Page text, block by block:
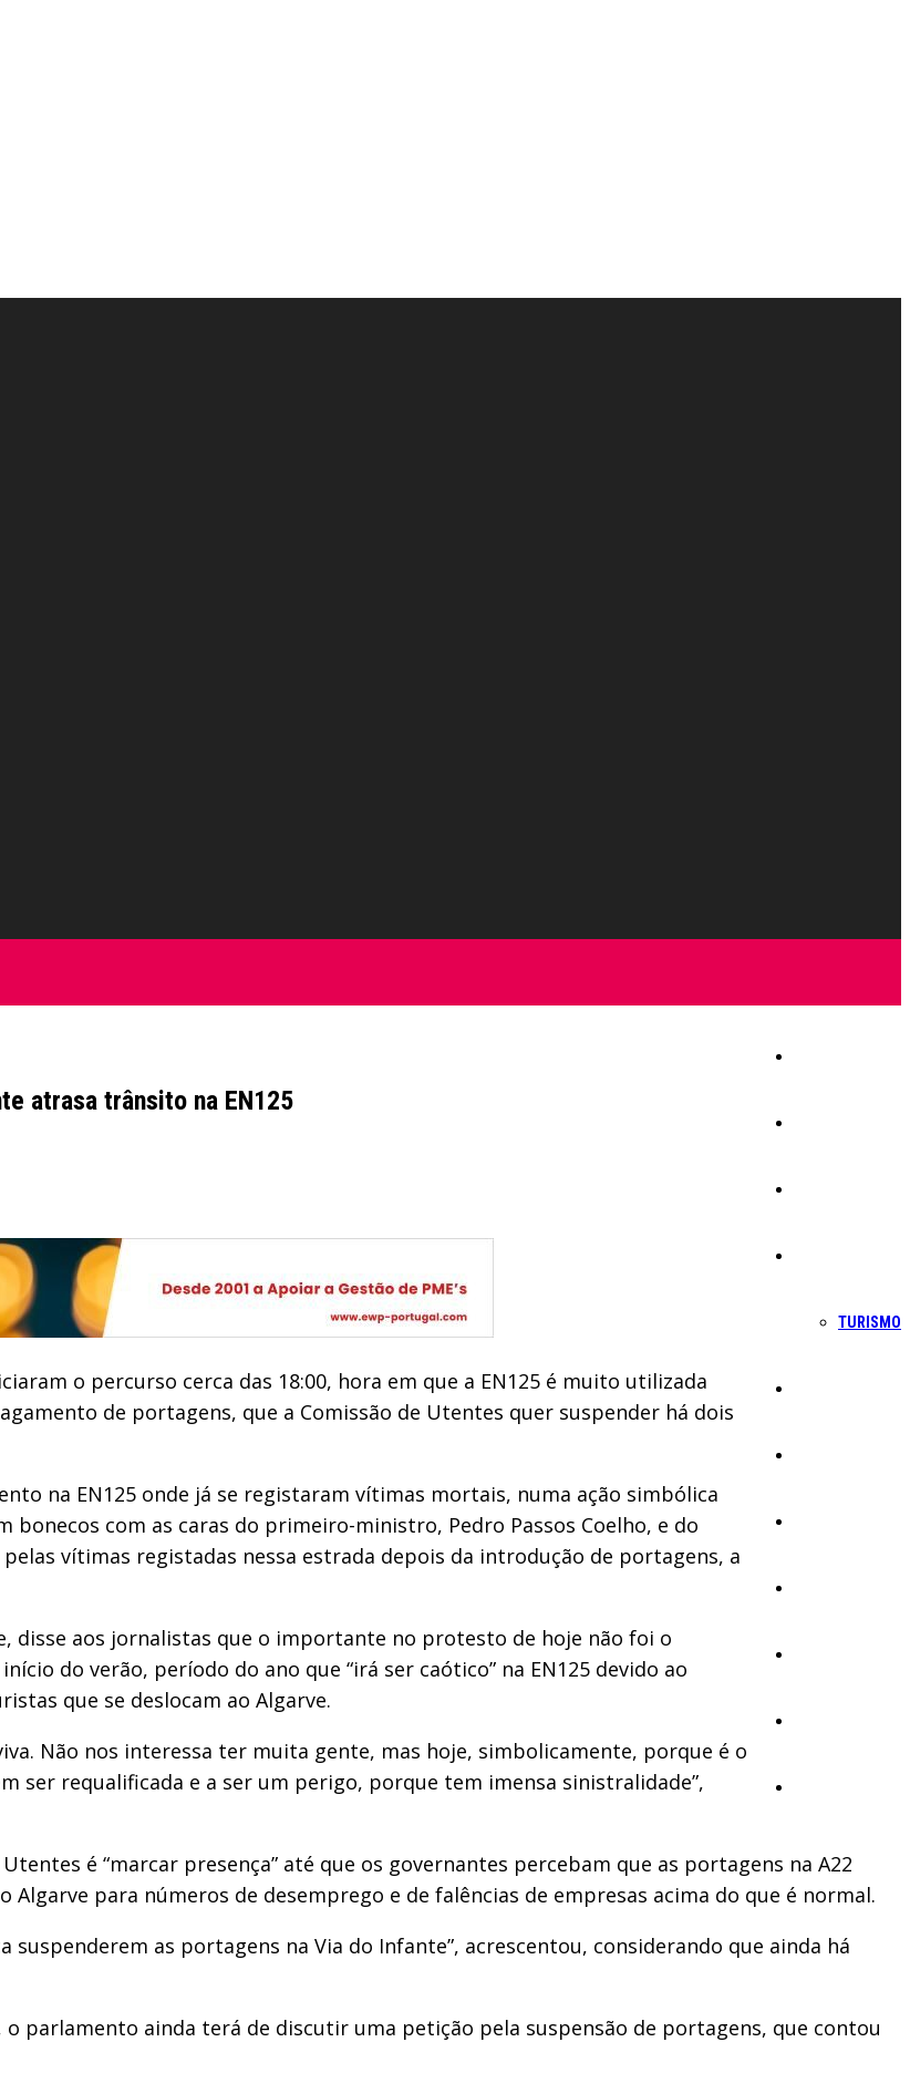
TURISMO
atrasa trânsito na EN125
o percurso cerca das 18:00, hora em que a EN125 é muito utilizada
de portagens, que a Comissão de Utentes quer suspender há dois
na EN125 onde já se registaram vítimas mortais, numa ação simbólica
com as caras do primeiro-ministro, Pedro Passos Coelho, e do
vítimas registadas nessa estrada depois da introdução de portagens, a
disse aos jornalistas que o importante no protesto de hoje não foi o
do verão, período do ano que “irá ser caótico” na EN125 devido ao
que se deslocam ao Algarve.
Não nos interessa ter muita gente, mas hoje, simbolicamente, porque é o
ser requalificada e a ser um perigo, porque tem imensa sinistralidade”,
é “marcar presença” até que os governantes percebam que as portagens na A22
Algarve para números de desemprego e de falências de empresas acima do que é normal.
suspenderem as portagens na Via do Infante”, acrescentou, considerando que ainda há
parlamento ainda terá de discutir uma petição pela suspensão de portagens, que contou